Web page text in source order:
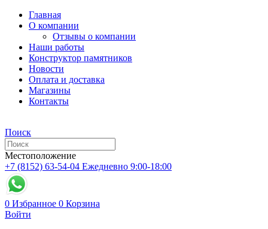
Главная
О компании
Отзывы о компании
Наши работы
Конструктор памятников
Новости
Оплата и доставка
Магазины
Контакты
Поиск
Местоположение
+7 (8152) 63-54-04 Ежедневно 9:00-18:00
0 Избранное 0 Корзина
Войти